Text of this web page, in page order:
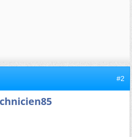
#2